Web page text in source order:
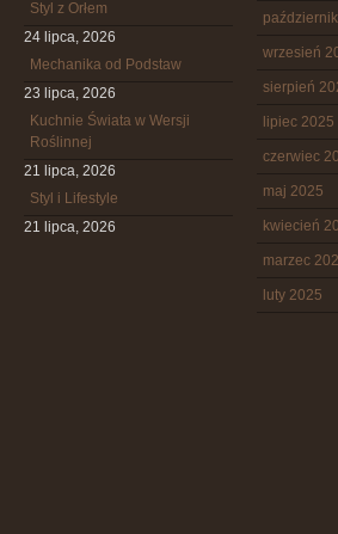
Styl z Orłem
24 lipca, 2026
Mechanika od Podstaw
23 lipca, 2026
Kuchnie Świata w Wersji
Roślinnej
21 lipca, 2026
Styl i Lifestyle
21 lipca, 2026
wrzesień
sierpień
lipiec 2025
czerwiec
maj 2025
kwiecień
marzec
luty 2025